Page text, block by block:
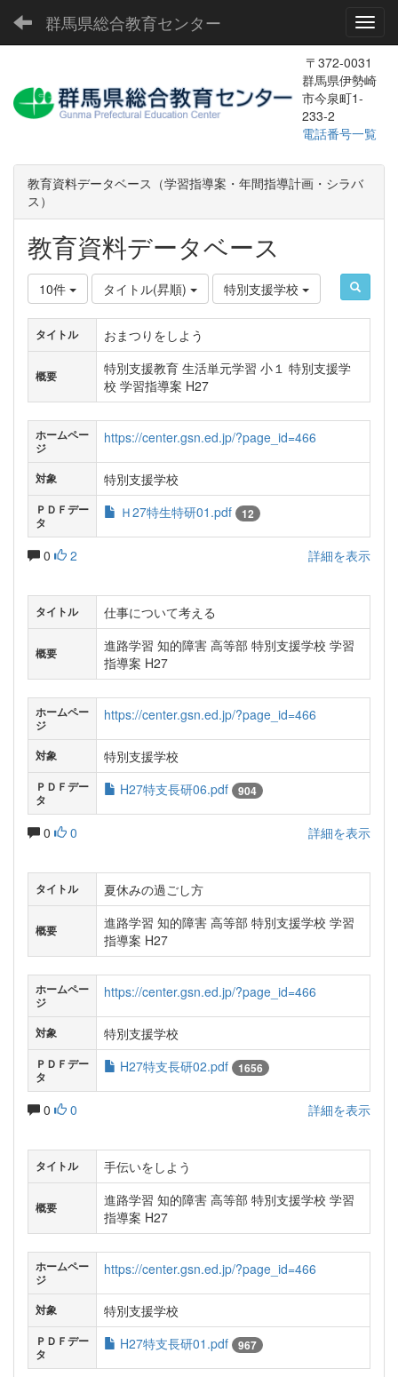
群馬県総合教育センター
〒372-0031
群馬県伊勢崎
市今泉町1-
233-2
電話番号一覧
教育資料データベース（学習指導案・年間指導計画・シラバ
ス）
教育資料データベース
10件 タイトル(昇順) 特別支援学校
タイトル おまつりをしよう
概要
特別支援教育 生活単元学習 小１ 特別支援学
校 学習指導案 H27
ホームペー
ジ
https://center.gsn.ed.jp/?page_id=466
対象 特別支援学校
ＰＤＦデー
タ
Ｈ27特生特研01.pdf 12
0 2 詳細を表示
タイトル 仕事について考える
概要
進路学習 知的障害 高等部 特別支援学校 学習
指導案 H27
ホームペー
ジ
https://center.gsn.ed.jp/?page_id=466
対象 特別支援学校
ＰＤＦデー
タ
H27特支長研06.pdf 904
0 0 詳細を表示
タイトル 夏休みの過ごし方
概要
進路学習 知的障害 高等部 特別支援学校 学習
指導案 H27
ホームペー
ジ
https://center.gsn.ed.jp/?page_id=466
対象 特別支援学校
ＰＤＦデー
タ
H27特支長研02.pdf 1656
0 0 詳細を表示
タイトル 手伝いをしよう
概要
進路学習 知的障害 高等部 特別支援学校 学習
指導案 H27
ホームペー
ジ
https://center.gsn.ed.jp/?page_id=466
対象 特別支援学校
ＰＤＦデー
タ
H27特支長研01.pdf 967